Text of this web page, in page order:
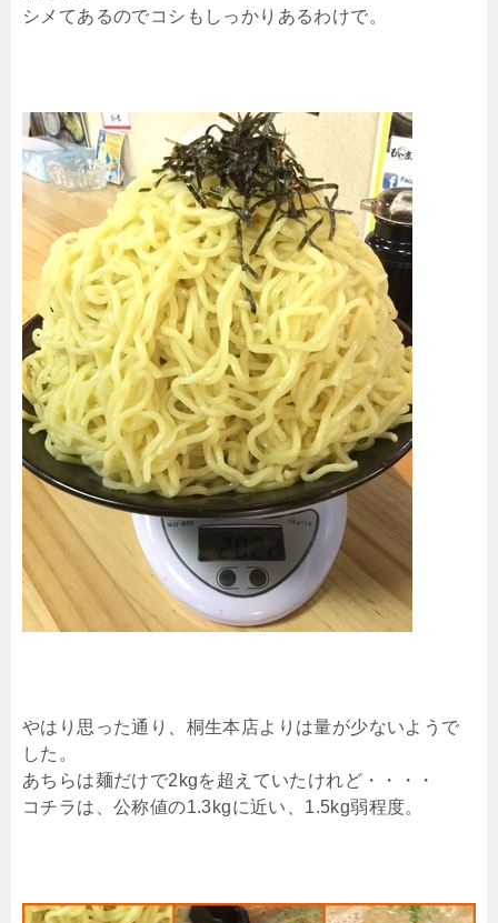
シメてあるのでコシもしっかりあるわけで。
やはり思った通り、桐生本店よりは量が少ないようで
した。
あちらは麺だけで2kgを超えていたけれど・・・・
コチラは、公称値の1.3kgに近い、1.5kg弱程度。